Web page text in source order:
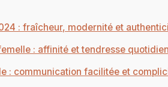
: fraîcheur, modernité et
: affinité et tendresse
: communication facilitée et